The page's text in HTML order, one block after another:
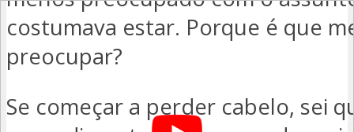
costumava estar. Porque é que
preocupar?
Se começar a perder cabelo, sei